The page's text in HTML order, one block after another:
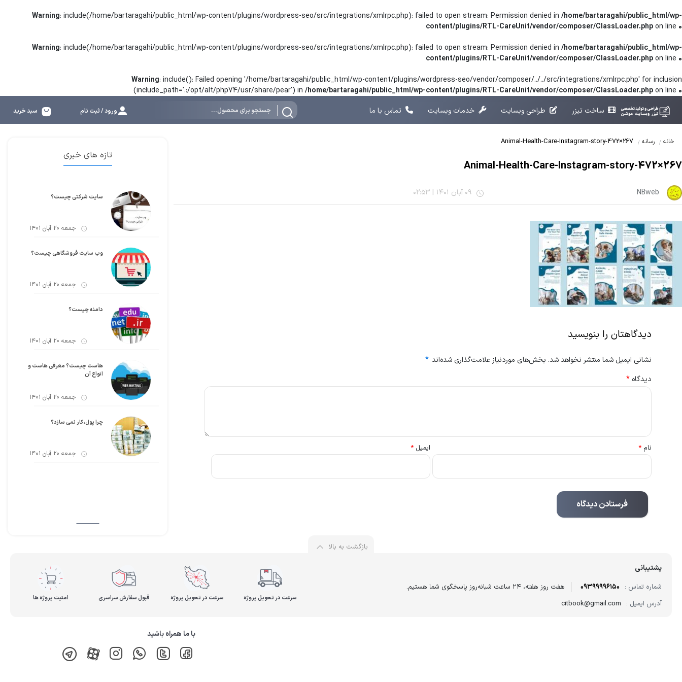
Warning: include(/home/bartaragahi/public_html/wp-content/plugins/wordpress-seo/src/integrations/xmlrpc.php): failed to open stream: Permission denied in /home/bartaragahi/public_html/wp-
content/plugins/RTL-CareUnit/vendor/composer/ClassLoader.phpon line 0
Warning: include(/home/bartaragahi/public_html/wp-content/plugins/wordpress-seo/src/integrations/xmlrpc.php): failed to open stream: Permission denied in /home/bartaragahi/public_html/wp-
content/plugins/RTL-CareUnit/vendor/composer/ClassLoader.phpon line 0
Warning: include(): Failed opening '/home/bartaragahi/public_html/wp-content/plugins/wordpress-seo/vendor/composer/../../src/integrations/xmlrpc.php' for inclusion
(include_path='.:/opt/alt/php74/usr/share/pear') in /home/bartaragahi/public_html/wp-content/plugins/RTL-CareUnit/vendor/composer/ClassLoader.phpon line 0
ساخت تیزر
طراحی وبسایت خدمات وبسایت تماس با ما ورود / ثبت نام سبد خرید
خانه رسانه
Animal-Health-Care-Instagram-story-472×267
NBweb 09 آبان 1401 |
02:53
دیدگاهتان را بنویسید
نشانی ایمیل شما منتشر نخواهد شد. بخش‌های موردنیاز علامت‌گذاری شده‌اند *
دیدگاه*
نام* ایمیل*
تازه های خبری
سایت شرکتی چیست؟
جمعه 20 آبان 1401
وب سایت فروشگاهی چیست؟
جمعه 20 آبان 1401
دامنه چیست؟
جمعه 20 آبان 1401
هاست چیست؟ معرفی هاست و
انواع آن
جمعه 20 آبان 1401
چرا پول،کار نمی سازد؟
جمعه 20 آبان 1401
بازگشت به بالا
پشتیبانی
شماره تماس : 09399996150
هفت روز هفته، ۲۴ ساعت شبانه‌روز پاسخگوی شما هستیم.
آدرس ایمیل : citbook@gmail.com
سرعت در تحویل پروژه سرعت در تحویل پروژه قبول سفارش سراسری امنیت پروژه ها
با ما همراه باشید